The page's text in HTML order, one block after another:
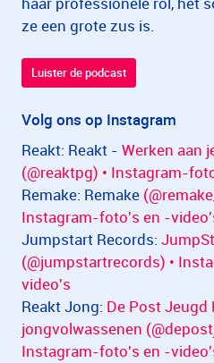
ze een grote zus is.
Luister de podcast
Volg ons op Instagram
Reakt: Reakt - Werken aan
(@reaktpg) • Instagram-
Remake: Remake
Instagram-foto's en -
Jumpstart Records:
(@jumpstartrecords) •
video's
Reakt Jong: De Post Jeugd
jongvolwassenen
Instagram-foto's en -